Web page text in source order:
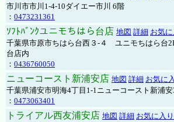
市川市市川1-4-10ダイエー市川 6階
： 0473231361
ｿﾌﾄﾊﾞﾝｸユニモちはら台店 地図 詳細 お気
千葉県市原市ちはら台西３-４ ユニモちはら台
台店内
： 0436760050
ニューコースト新浦安店 地図 詳細 お気に
千葉県浦安市明海4丁目1-1ニューコースト新浦
： 0473063401
トライアル西友浦安店 地図 詳細 お気に入